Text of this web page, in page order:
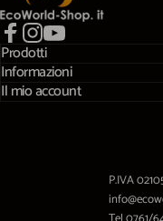
Facebook
Instagram
YouTube
Prodotti
Informazioni
Il mio account
Viale
P.IVA